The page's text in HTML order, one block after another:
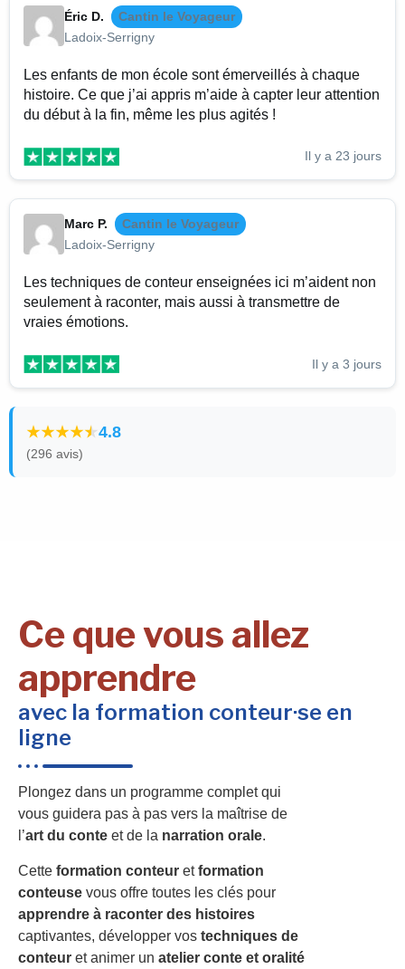
Éric D.
Cantin le Voyageur
Ladoix-Serrigny
Les enfants de mon école sont émerveillés à chaque
histoire. Ce que j’ai appris m’aide à capter leur attention
du début à la fin, même les plus agités !
Il y a 23 jours
Marc P.
Cantin le Voyageur
Ladoix-Serrigny
Les techniques de conteur enseignées ici m’aident non
seulement à raconter, mais aussi à transmettre de
vraies émotions.
Il y a 3 jours
4.8
(296 avis)
Ce que vous allez
apprendre
avec la formation conteur·se en
ligne
Plongez dans un programme complet qui
vous guidera pas à pas vers la maîtrise de
l’art du conte et de la narration orale.
Cette formation conteur etformation
conteuse vous offre toutes les clés pour
apprendre à raconter des histoires
captivantes, développer vos techniques de
conteur et animer un atelier conte et oralité